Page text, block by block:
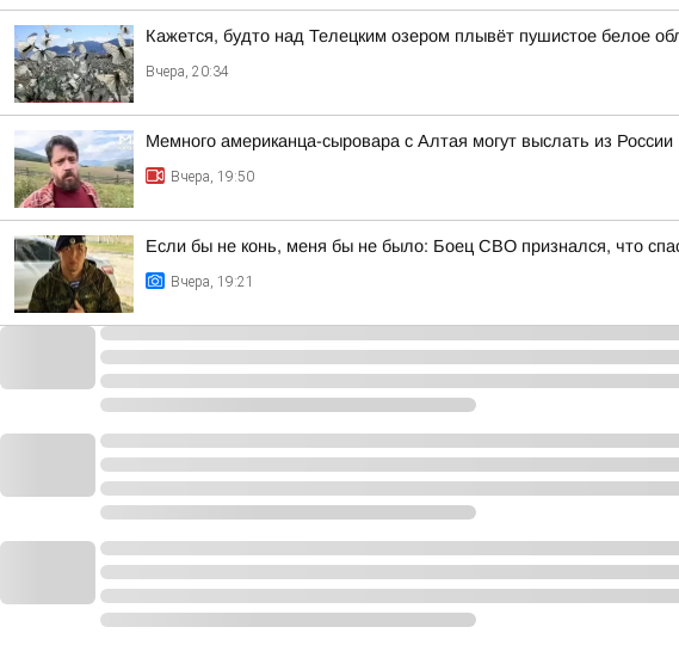
Кажется, будто над Телецким озером плывёт пушистое белое
Вчера, 20:34
Мемного американца-сыровара с Алтая могут выслать из
Вчера, 19:50
Если бы не конь, меня бы не было: Боец СВО признался, что
Вчера, 19:21